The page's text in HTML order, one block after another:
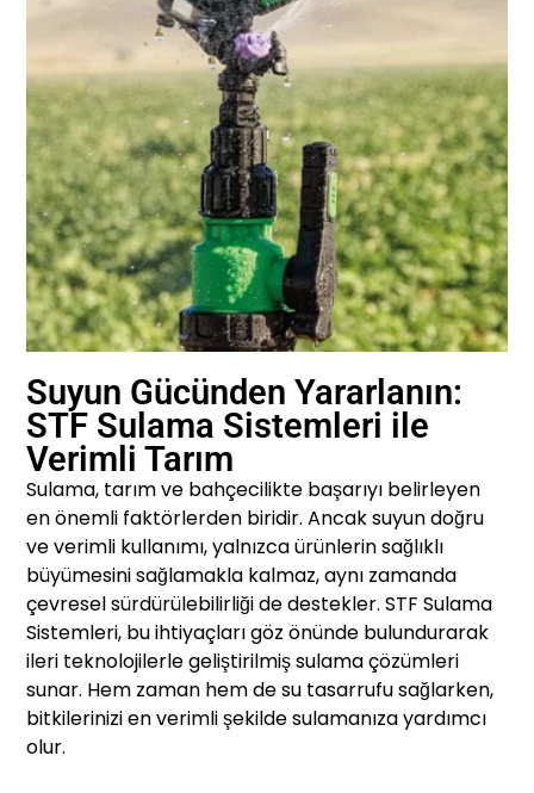
Suyun Gücünden Yararlanın:
STF Sulama Sistemleri ile
Verimli Tarım
Sulama, tarım ve bahçecilikte başarıyı belirleyen
en önemli faktörlerden biridir. Ancak suyun doğru
ve verimli kullanımı, yalnızca ürünlerin sağlıklı
büyümesini sağlamakla kalmaz, aynı zamanda
çevresel sürdürülebilirliği de destekler. STF Sulama
Sistemleri, bu ihtiyaçları göz önünde bulundurarak
ileri teknolojilerle geliştirilmiş sulama çözümleri
sunar. Hem zaman hem de su tasarrufu sağlarken,
bitkilerinizi en verimli şekilde sulamanıza yardımcı
olur.